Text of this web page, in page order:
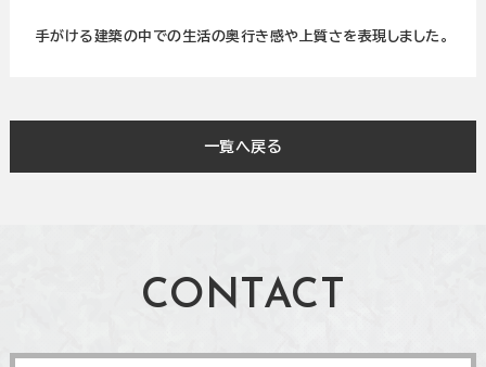
手がける建築の中での生活の奥行き感や上質さを表現しました。
一覧へ戻る
CONTACT